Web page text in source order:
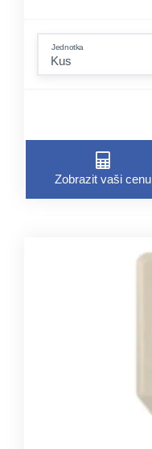
Jednotka
Zobrazit vaši cenu